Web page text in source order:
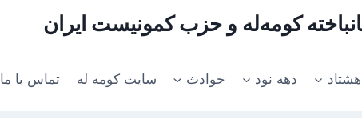
کومه‌له و حزب کمونیست ایران
دهه نود حوادث سایت کومه له تماس با ما